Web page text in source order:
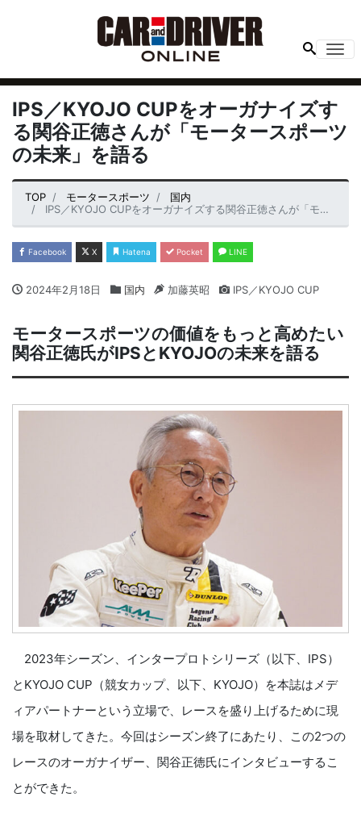
IPS／KYOJO CUPをオーガナイズす
る関谷正徳さんが「モータースポーツ
の未来」を語る
TOP モータースポーツ
国内
IPS／KYOJO CUPをオーガナイズする関谷正徳さんが「モータースポーツの未来」を語る
Facebook X Hatena Pocket LINE
2024年2月18日 国内 加藤英昭 IPS／KYOJO CUP
モータースポーツの価値をもっと高めたい
関谷正徳氏がIPSとKYOJOの未来を語る
2023年シーズン、インタープロトシリーズ（以下、IPS）
とKYOJO CUP（競女カップ、以下、KYOJO）を本誌はメデ
ィアパートナーという立場で、レースを盛り上げるために現
場を取材してきた。今回はシーズン終了にあたり、この2つの
レースのオーガナイザー、関谷正徳氏にインタビューするこ
とができた。